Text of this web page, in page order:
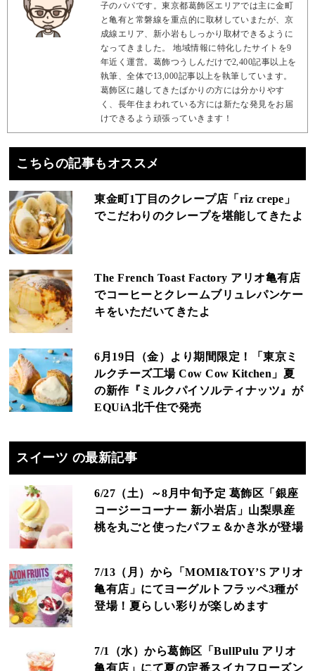
子のパパです。東京都葛飾区エリアでは主に金町
と亀有と常磐線を重点的に取材していまたが、京
成線エリア、新小岩もしっかり取材できるように
なってきました。 地域情報に特化したサイトを9
年近く運営。葛飾つうしんだけで2,400記事以上を
執筆、全体で13,000記事以上を執筆しています。
葛飾区に越してきたばかりの方には分かりやす
く、長年住まわれている方には新たな発見をお届
けできるよう頑張っていきます！
こちらの記事もオススメ
東金町1丁目のクレープ店「riz crepe」
でこだわりのクレープを堪能してきたよ
The French Toast Factory アリオ亀有店
でコーヒーとクレームブリュレパンケー
キをいただいてきたよ
6月19日（金）より期間限定！「東京ミ
ルクチーズ工場 Cow Cow Kitchen」夏
の新作『ミルクパイソルティナッツ』が
EQUiA北千住で発売
スイーツ の最新記事
6/27（土）～8月中旬予定 葛飾区「銀座
コージーコーナー 新小岩店」山梨県産
桃を丸ごと使ったパフェ＆かき氷が登場
7/13（月）から「MOMI&TOY’S アリオ
亀有店」にてヨーグルトフラッペ3種が
登場！夏らしい彩りが楽しめます
7/1（水）から葛飾区「BullPulu アリオ
亀有店」にて夏の定番スイカフローズン